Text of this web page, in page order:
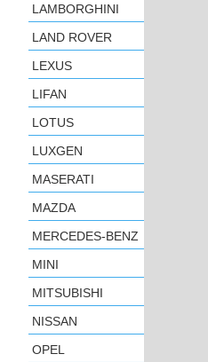
LAMBORGHINI
LAND ROVER
LEXUS
LIFAN
LOTUS
LUXGEN
MASERATI
MAZDA
MERCEDES-BENZ
MINI
MITSUBISHI
NISSAN
OPEL